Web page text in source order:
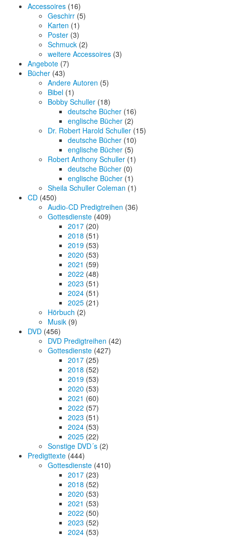
Accessoires (16)
Geschirr (5)
Karten (1)
Poster (3)
Schmuck (2)
weitere Accessoires (3)
Angebote (7)
Bücher (43)
Andere Autoren (5)
Bibel (1)
Bobby Schuller (18)
deutsche Bücher (16)
englische Bücher (2)
Dr. Robert Harold Schuller (15)
deutsche Bücher (10)
englische Bücher (5)
Robert Anthony Schuller (1)
deutsche Bücher (0)
englische Bücher (1)
Sheila Schuller Coleman (1)
CD (450)
Audio-CD Predigtreihen (36)
Gottesdienste (409)
2017 (20)
2018 (51)
2019 (53)
2020 (53)
2021 (59)
2022 (48)
2023 (51)
2024 (51)
2025 (21)
Hörbuch (2)
Musik (9)
DVD (456)
DVD Predigtreihen (42)
Gottesdienste (427)
2017 (25)
2018 (52)
2019 (53)
2020 (53)
2021 (60)
2022 (57)
2023 (51)
2024 (53)
2025 (22)
Sonstige DVD´s (2)
Predigttexte (444)
Gottesdienste (410)
2017 (23)
2018 (52)
2020 (53)
2021 (53)
2022 (50)
2023 (52)
2024 (53)